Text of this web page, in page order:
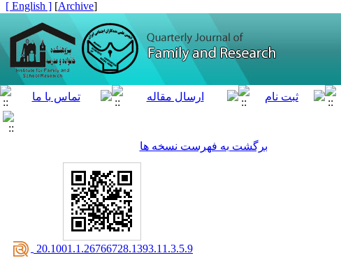
[
Archive
]
[ English ]
برگشت به فهرست نسخه ها
‎ 20.1001.1.26766728.1393.11.3.5.9